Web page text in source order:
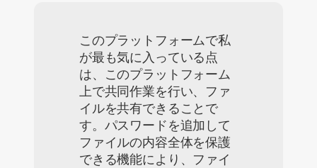
このプラットフォームで私
が最も気に入っている点
は、このプラットフォーム
上で共同作業を行い、ファ
イルを共有できることで
す。パスワードを追加して
ファイルの内容全体を保護
できる機能により、ファイ